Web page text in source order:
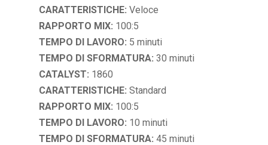
CARATTERISTICHE: Veloce
RAPPORTO MIX: 100:5
TEMPO DI LAVORO: 5 minuti
TEMPO DI SFORMATURA: 30 minuti
CATALYST: 1860
CARATTERISTICHE: Standard
RAPPORTO MIX: 100:5
TEMPO DI LAVORO: 10 minuti
TEMPO DI SFORMATURA: 45 minuti